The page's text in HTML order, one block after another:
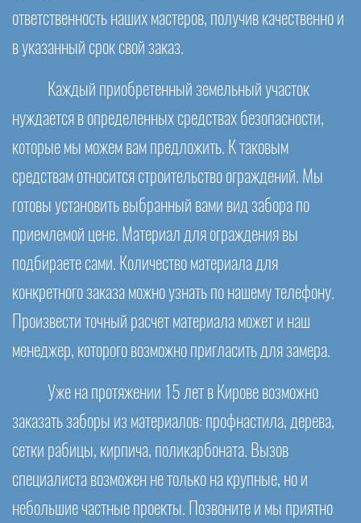
ответственность наших мастеров, получив качественно и
в указанный срок свой заказ.
Каждый приобретенный земельный участок
нуждается в определенных средствах безопасности,
которые мы можем вам предложить. К таковым
средствам относится строительство ограждений. Мы
готовы установить выбранный вами вид забора по
приемлемой цене. Материал для ограждения вы
подбираете сами. Количество материала для
конкретного заказа можно узнать по нашему телефону.
Произвести точный расчет материала может и наш
менеджер, которого возможно пригласить для замера.
Уже на протяжении 15 лет в Кирове возможно
заказать заборы из материалов: профнастила, дерева,
сетки рабицы, кирпича, поликарбоната. Вызов
специалиста возможен не только на крупные, но и
небольшие частные проекты. Позвоните и мы приятно